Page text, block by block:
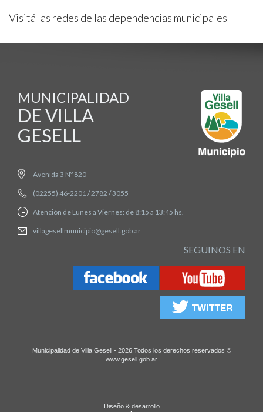
Visitá las redes de las dependencias municipales
MUNICIPALIDAD
DE VILLA
GESELL
Avenida 3 Nº 820
(02255) 46-2201 / 2782 / 3055
Atención de Lunes a Viernes: de 8:15 a 13:45 hs.
villagesellmunicipio@gesell.gob.ar
SEGUINOS EN
Municipalidad de Villa Gesell - 2026 Todos los derechos reservados ©
www.gesell.gob.ar
Diseño & desarrollo